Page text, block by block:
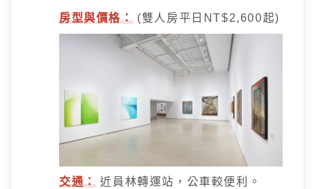
房型與價格：(雙人房平日NT$2,600起)
交通：近員林轉運站，公車較便利。